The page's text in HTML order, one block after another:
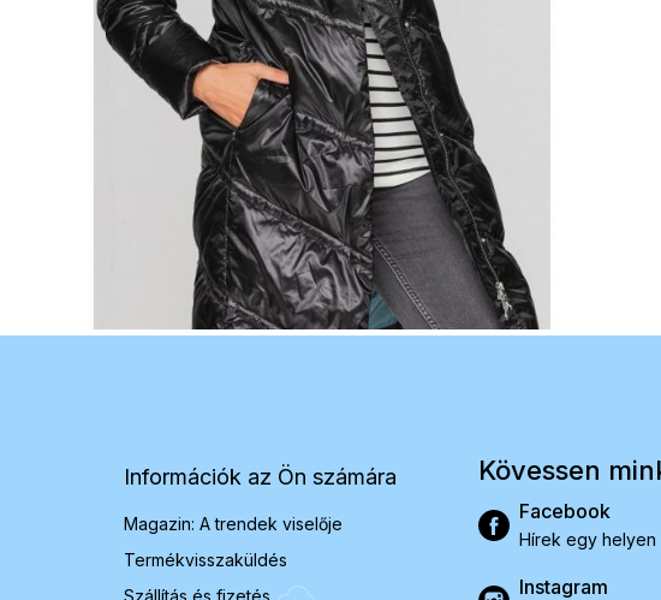
Információk az Ön számára
Magazin: A trendek viselője
Termékvisszaküldés
Szállítás és fizetés
Kövessen
Facebook
Hírek egy helyen
Instagram